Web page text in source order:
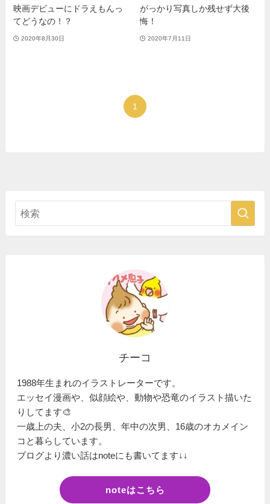
映画デビューにドラえもんっ
てどうなの！？
2020年8月30日
がっかり写真しか残せず大後
悔！
2020年7月11日
1
チーコ
1988年生まれのイラストレーターです。
エッセイ漫画や、似顔絵や、動物や恐竜のイラスト描いた
りしてます🎨
一歳上の夫、小2の長男、年中の次男、16歳のオカメイン
コと暮らしています。
ブログより濃い話はnoteにも書いてます↓↓
noteはこちら